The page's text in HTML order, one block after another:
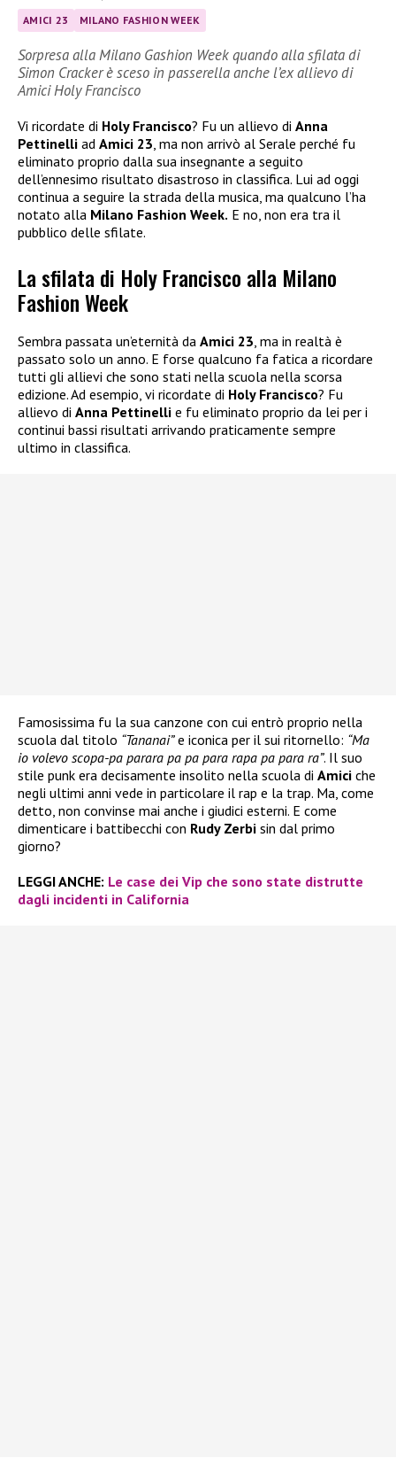
AMICI 23 MILANO FASHION WEEK
Sorpresa alla Milano Gashion Week quando alla sfilata di
Simon Cracker è sceso in passerella anche l’ex allievo di
Amici Holy Francisco
Vi ricordate di Holy Francisco? Fu un allievo di Anna
Pettinelli ad Amici 23, ma non arrivò al Serale perché fu
eliminato proprio dalla sua insegnante a seguito
dell’ennesimo risultato disastroso in classifica. Lui ad oggi
continua a seguire la strada della musica, ma qualcuno l’ha
notato alla Milano Fashion Week. E no, non era tra il
pubblico delle sfilate.
La sfilata di Holy Francisco alla Milano
Fashion Week
Sembra passata un’eternità da Amici 23 , ma in realtà è
passato solo un anno. E forse qualcuno fa fatica a ricordare
tutti gli allievi che sono stati nella scuola nella scorsa
edizione. Ad esempio, vi ricordate di Holy Francisco? Fu
allievo di Anna Pettinelli e fu eliminato proprio da lei per i
continui bassi risultati arrivando praticamente sempre
ultimo in classifica.
Famosissima fu la sua canzone con cui entrò proprio nella
scuola dal titolo “Tananai”e iconica per il sui ritornello: “Ma
io volevo scopa-pa parara pa pa para rapa pa para ra”. Il suo
stile punk era decisamente insolito nella scuola di Amici che
negli ultimi anni vede in particolare il rap e la trap. Ma, come
detto, non convinse mai anche i giudici esterni. E come
dimenticare i battibecchi con Rudy Zerbi sin dal primo
giorno?
LEGGI ANCHE: Le case dei Vip che sono state distrutte
dagli incidenti in California